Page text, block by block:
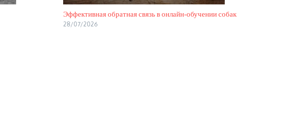
Эффективная обратная связь в онлайн‑обучении собак
28/07/2026